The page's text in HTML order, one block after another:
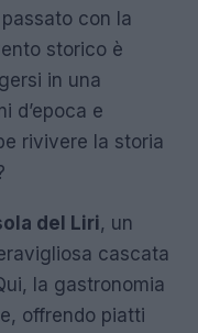
con la
storico è
in una
d’epoca e
rivivere la storia
del Liri, un
cascata
la gastronomia
offrendo piatti